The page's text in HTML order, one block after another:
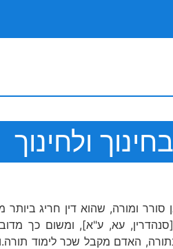
ולחינוך
ומורה, שהוא דין חריג ביותר
עא, ע"א], ומשום כך
האדם מקבל שכר לימוד